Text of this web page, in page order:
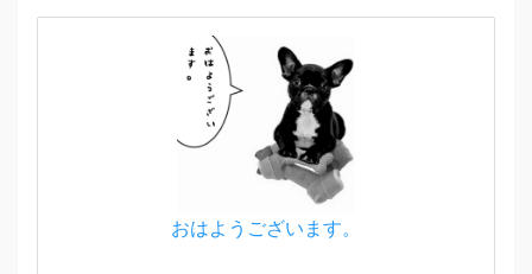
おはようございます。